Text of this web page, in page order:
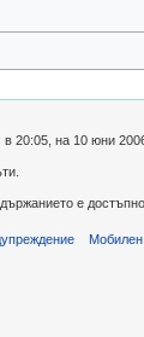
20:05, на 10 юни
е
Мобилен